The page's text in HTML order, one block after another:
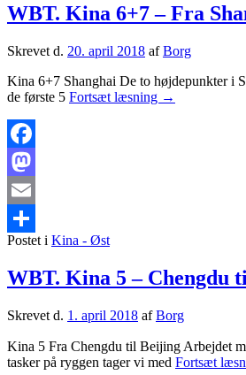
WBT. Kina 6+7 – Fra
Skrevet d. 20. april 2018 afBorg
Kina 6+7 Shanghai De to højdepunkter i
de første 5 Fortsæt læsning WBT.
→
Facebook
Mastodon
Email
Share
Postet i Kina - Øst
WBT. Kina 5 – Chengdu
Skrevet d. 1. april 2018 afBorg
Kina 5 Fra Chengdu til Beijing Arbejdet
tasker på ryggen tager vi med Fortsæt